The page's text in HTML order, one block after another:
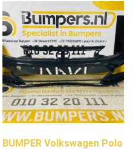
BUMPER Volkswagen Polo